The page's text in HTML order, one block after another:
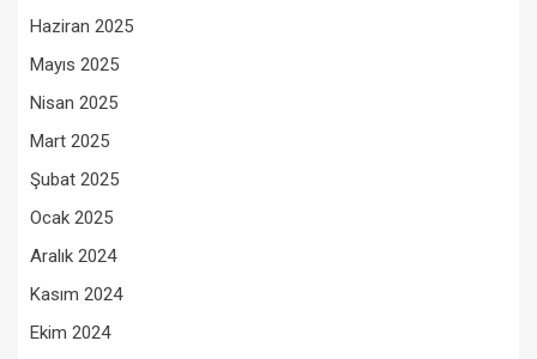
Haziran 2025
Mayıs 2025
Nisan 2025
Mart 2025
Şubat 2025
Ocak 2025
Aralık 2024
Kasım 2024
Ekim 2024